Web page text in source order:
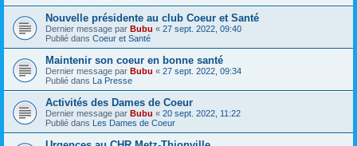
Nouvelle présidente au club Coeur et Santé
Dernier message par Bubu « 27 sept. 2022, 09:40
Publié dans Coeur et Santé
Maintenir son coeur en bonne santé
Dernier message par Bubu « 27 sept. 2022, 09:34
Publié dans La Presse
Activités des Dames de Coeur
Dernier message par Bubu « 20 sept. 2022, 11:22
Publié dans Les Dames de Coeur